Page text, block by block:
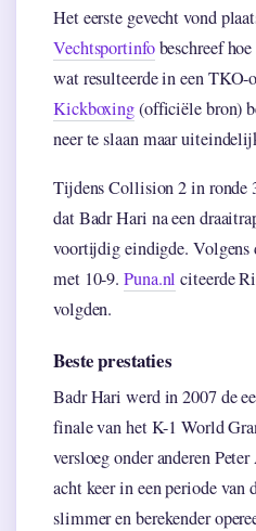
Het eerste gevecht vond
Vechtsportinfobeschreef
wat resulteerde in een
Kickboxing(officiële bron)
neer te slaan maar
Tijdens Collision 2 in ronde
dat Badr Hari na een
voortijdig eindigde. Volgens
met 10-9.Puna.nl citeerde
volgden.
Beste prestaties
Badr Hari werd in 2007 de
finale van het K-1 World
versloeg onder anderen
acht keer in een periode van
slimmer en berekender